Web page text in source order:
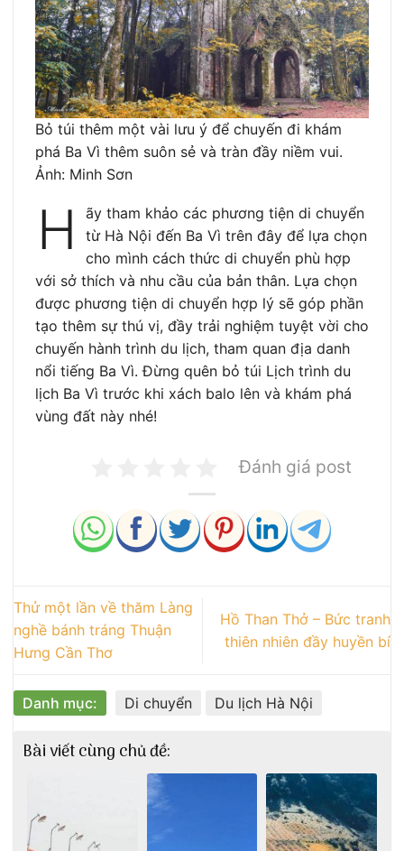
Bỏ túi thêm một vài lưu ý để chuyến đi khám
phá Ba Vì thêm suôn sẻ và tràn đầy niềm vui.
Ảnh: Minh Sơn
H
ãy tham khảo các phương tiện di chuyển
từ Hà Nội đến Ba Vì trên đây để lựa chọn
cho mình cách thức di chuyển phù hợp
với sở thích và nhu cầu của bản thân. Lựa chọn
được phương tiện di chuyển hợp lý sẽ góp phần
tạo thêm sự thú vị, đầy trải nghiệm tuyệt vời cho
chuyến hành trình du lịch, tham quan địa danh
nổi tiếng Ba Vì. Đừng quên bỏ túi Lịch trình du
lịch Ba Vì trước khi xách balo lên và khám phá
vùng đất này nhé!
Đánh giá post
Thử một lần về thăm Làng
nghề bánh tráng Thuận
Hưng Cần Thơ
Hồ Than Thở – Bức tranh
thiên nhiên đầy huyền bí
Danh mục: Di chuyển Du lịch Hà Nội
Bài viết cùng chủ đề: